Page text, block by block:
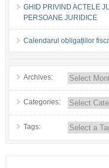
GHID PRIVIND ACTELE
PERSOANE JURIDICE
Calendarul obligațiilor
Archives:
Categories:
Tags: